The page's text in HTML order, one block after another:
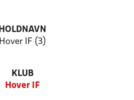
HOLDNAVN
Hover IF (3)
KLUB
Hover IF